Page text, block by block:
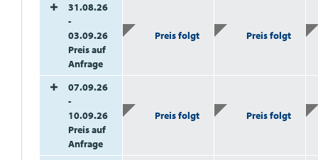
31.08.26
-
03.09.26
Preis auf
Anfrage
Preis folgt Preis folgt
07.09.26
-
10.09.26
Preis auf
Anfrage
Preis folgt Preis folgt